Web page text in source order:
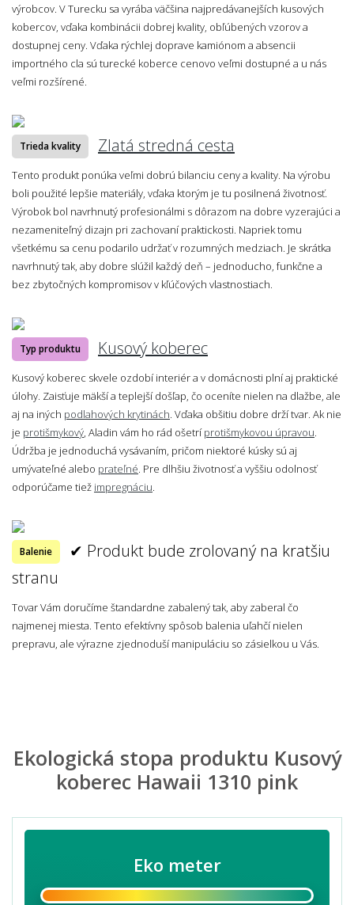
výrobcov. V Turecku sa vyrába väčšina najpredávanejších kusových
kobercov, vďaka kombinácii dobrej kvality, obľúbených vzorov a
dostupnej ceny. Vďaka rýchlej doprave kamiónom a absencii
importného cla sú turecké koberce cenovo veľmi dostupné a u nás
veľmi rozšírené.
Trieda kvality Zlatá stredná cesta
Tento produkt ponúka veľmi dobrú bilanciu ceny a kvality. Na výrobu
boli použité lepšie materiály, vďaka ktorým je tu posilnená životnosť.
Výrobok bol navrhnutý profesionálmi s dôrazom na dobre vyzerajúci a
nezameniteľný dizajn pri zachovaní praktickosti. Napriek tomu
všetkému sa cenu podarilo udržať v rozumných medziach. Je skrátka
navrhnutý tak, aby dobre slúžil každý deň – jednoducho, funkčne a
bez zbytočných kompromisov v kľúčových vlastnostiach.
Typ produktu Kusový koberec
Kusový koberec skvele ozdobí interiér a v domácnosti plní aj praktické
úlohy. Zaisťuje mäkší a teplejší došľap, čo oceníte nielen na dlažbe, ale
aj na iných podlahových krytinách. Vďaka obšitiu dobre drží tvar. Ak nie
je protišmykový, Aladin vám ho rád ošetríprotišmykovou úpravou.
Údržba je jednoduchá vysávaním, pričom niektoré kúsky sú aj
umývateľné alebo prateľné. Pre dlhšiu životnosť a vyššiu odolnosť
odporúčame tiež impregnáciu.
Balenie
✔ Produkt bude zrolovaný na kratšiu
stranu
Tovar Vám doručíme štandardne zabalený tak, aby zaberal čo
najmenej miesta. Tento efektívny spôsob balenia uľahčí nielen
prepravu, ale výrazne zjednoduší manipuláciu so zásielkou u Vás.
Ekologická stopa produktu Kusový
koberec Hawaii 1310 pink
Eko meter